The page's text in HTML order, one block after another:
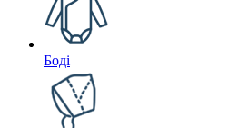
Боді